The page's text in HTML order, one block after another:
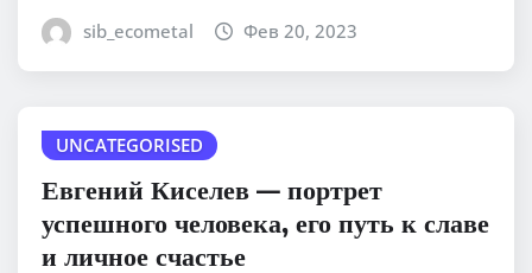
sib_ecometal Фев 20, 2023
UNCATEGORISED
Евгений Киселев — портрет
успешного человека, его путь к славе
и личное счастье